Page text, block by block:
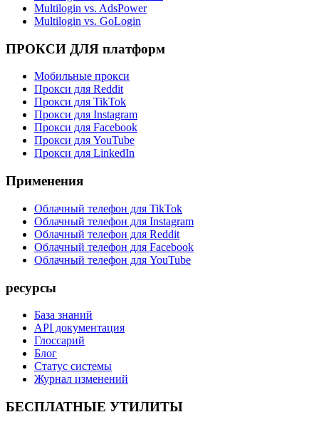
Multilogin vs. AdsPower
Multilogin vs. GoLogin
ПРОКСИ ДЛЯ платформ
Мобильные прокси
Прокси для Reddit
Прокси для TikTok
Прокси для Instagram
Прокси для Facebook
Прокси для YouTube
Прокси для LinkedIn
Применения
Облачный телефон для TikTok
Облачный телефон для Instagram
Облачный телефон для Reddit
Облачный телефон для Facebook
Облачный телефон для YouTube
ресурсы
База знаний
API документация
Глоссарий
Блог
Статус системы
Журнал изменений
БЕСПЛАТНЫЕ УТИЛИТЫ